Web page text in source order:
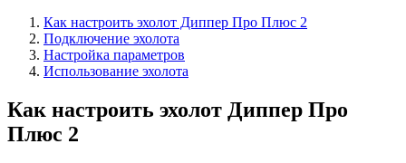
Как настроить эхолот Диппер Про Плюс 2
Подключение эхолота
Настройка параметров
Использование эхолота
Как настроить эхолот Диппер Про
Плюс 2